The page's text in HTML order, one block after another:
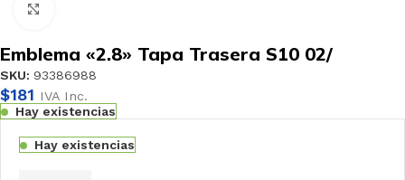
Emblema «2.8» Tapa Trasera S10 02/
SKU: 93386988
$181 IVA Inc.
Hay existencias
Hay existencias